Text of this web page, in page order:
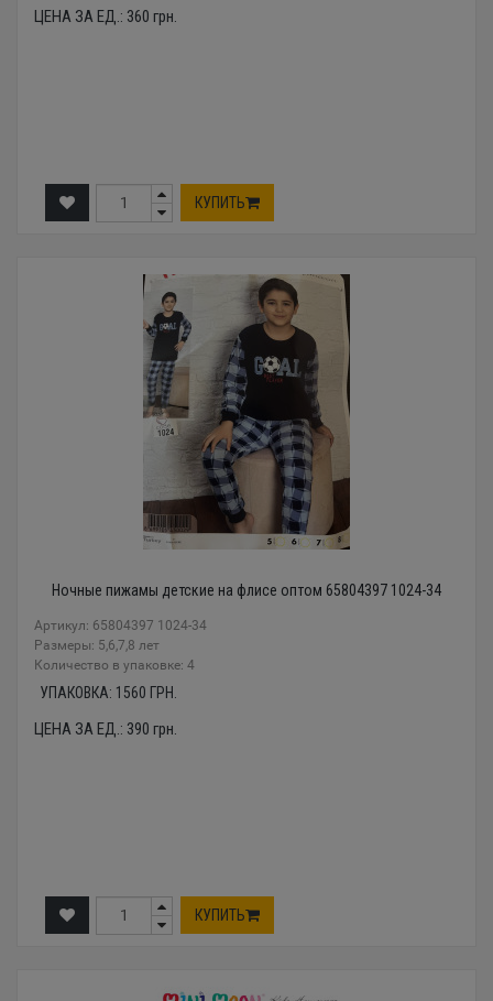
ЦЕНА ЗА ЕД.: 360 грн.
КУПИТЬ
Ночные пижамы детские на флисе оптом 65804397 1024-34
Артикул: 65804397 1024-34
Размеры: 5,6,7,8 лет
Количество в упаковке: 4
УПАКОВКА: 1560 ГРН.
ЦЕНА ЗА ЕД.: 390 грн.
КУПИТЬ